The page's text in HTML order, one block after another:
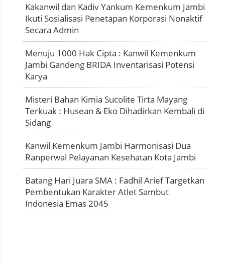
Kakanwil dan Kadiv Yankum Kemenkum Jambi
Ikuti Sosialisasi Penetapan Korporasi Nonaktif
Secara Admin
Menuju 1000 Hak Cipta : Kanwil Kemenkum
Jambi Gandeng BRIDA Inventarisasi Potensi
Karya
Misteri Bahan Kimia Sucolite Tirta Mayang
Terkuak : Husean & Eko Dihadirkan Kembali di
Sidang
Kanwil Kemenkum Jambi Harmonisasi Dua
Ranperwal Pelayanan Kesehatan Kota Jambi
Batang Hari Juara SMA : Fadhil Arief Targetkan
Pembentukan Karakter Atlet Sambut
Indonesia Emas 2045